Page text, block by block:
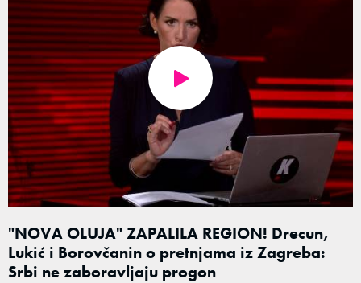
"NOVA OLUJA" ZAPALILA REGION! Drecun,
Lukić i Borovčanin o pretnjama iz Zagreba:
Srbi ne zaboravljaju progon